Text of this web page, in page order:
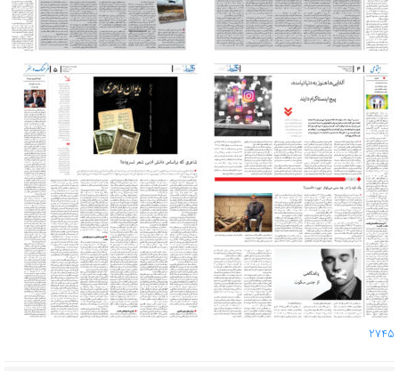
2745